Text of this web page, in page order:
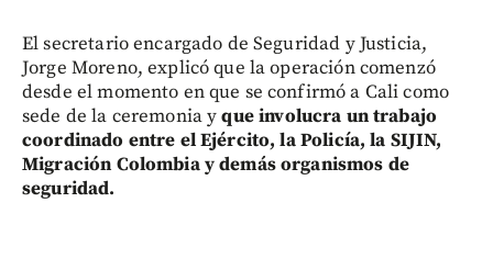
El secretario encargado de Seguridad y Justicia,
Jorge Moreno, explicó que la operación comenzó
desde el momento en que se confirmó a Cali como
sede de la ceremonia yque involucra un trabajo
coordinado entre el Ejército, la Policía, la SIJIN,
Migración Colombia y demás organismos de
seguridad.